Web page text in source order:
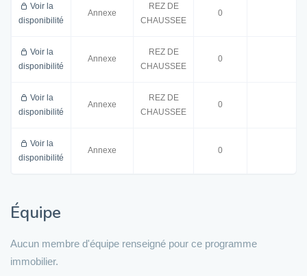
Voir la
disponibilité
Annexe
REZ DE
CHAUSSEE
0
Voir la
disponibilité
Annexe
REZ DE
CHAUSSEE
0
Voir la
disponibilité
Annexe
REZ DE
CHAUSSEE
0
Voir la
disponibilité
Annexe 0
Équipe
Aucun membre d'équipe renseigné pour ce programme
immobilier.